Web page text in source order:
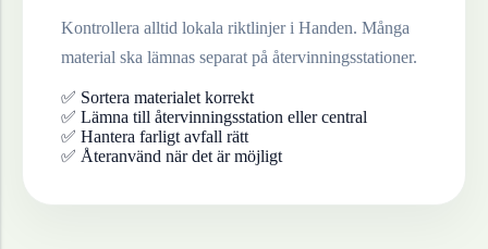
Kontrollera alltid lokala riktlinjer i Handen. Många
material ska lämnas separat på återvinningsstationer.
✅ Sortera materialet korrekt
✅ Lämna till återvinningsstation eller central
✅ Hantera farligt avfall rätt
✅ Återanvänd när det är möjligt